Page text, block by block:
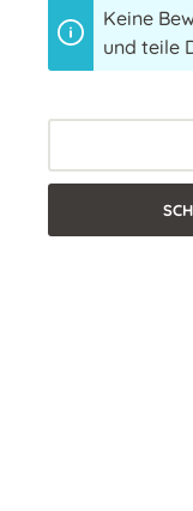
Keine
und teile